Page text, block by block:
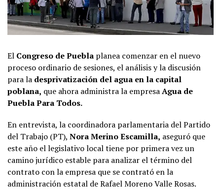
El Congreso de Puebla planea comenzar en el nuevo
proceso ordinario de sesiones, el análisis y la discusión
para la desprivatización del agua en la capital
poblana, que ahora administra la empresaAgua de
Puebla Para Todos.
En entrevista, la coordinadora parlamentaria del Partido
del Trabajo (PT), Nora Merino Escamilla, aseguró que
este año el legislativo local tiene por primera vez un
camino jurídico estable para analizar el término del
contrato con la empresa que se contrató en la
administración estatal de Rafael Moreno Valle Rosas.